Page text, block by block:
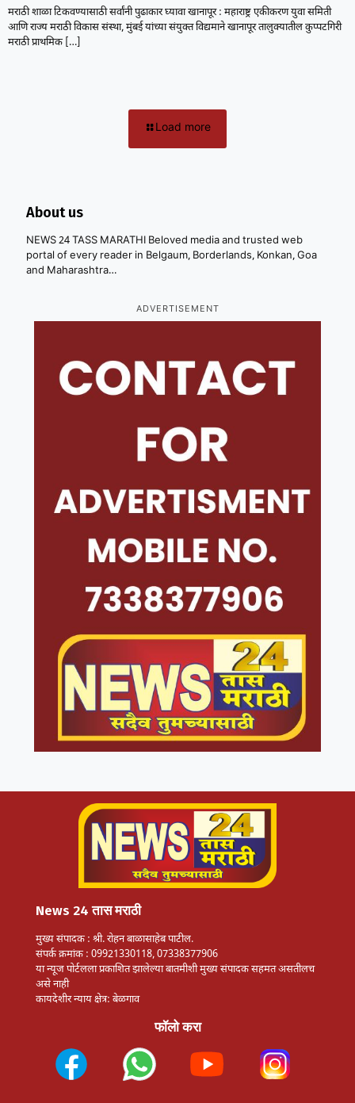
मराठी शाळा टिकवण्यासाठी सर्वांनी पुढाकार घ्यावा खानापूर : महाराष्ट्र एकीकरण युवा समिती
आणि राज्य मराठी विकास संस्था, मुंबई यांच्या संयुक्त विद्यमाने खानापूर तालुक्यातील कुप्पटगिरी
मराठी प्राथमिक […]
Load more
About us
NEWS 24 TASS MARATHI Beloved media and trusted web
portal of every reader in Belgaum, Borderlands, Konkan, Goa
and Maharashtra…
ADVERTISEMENT
News 24 तास मराठी
मुख्य संपादक : श्री. रोहन बाळासाहेब पाटील.
संपर्क क्रमांक : 09921330118, 07338377906
या न्यूज पोर्टलला प्रकाशित झालेल्या बातमीशी मुख्य संपादक सहमत असतीलच
असे नाही
कायदेशीर न्याय क्षेत्र: बेळगाव
फॉलो करा